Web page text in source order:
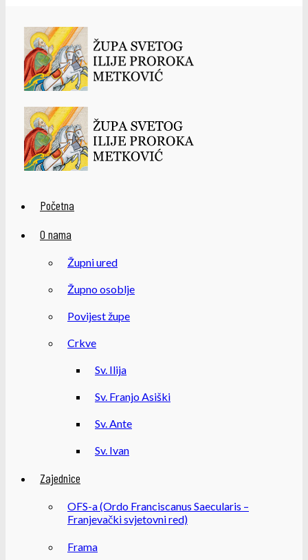
Početna
O nama
Župni ured
Župno osoblje
Povijest župe
Crkve
Sv. Ilija
Sv. Franjo Asiški
Sv. Ante
Sv. Ivan
Zajednice
OFS-a (Ordo Franciscanus Saecularis –
Franjevački svjetovni red)
Frama